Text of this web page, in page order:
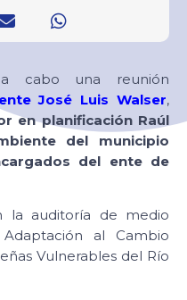
cabo una reunión
José Luis Walser,
en planificación Raúl
del municipio
del ente de
la auditoría de medio
al Cambio
Vulnerables del Río